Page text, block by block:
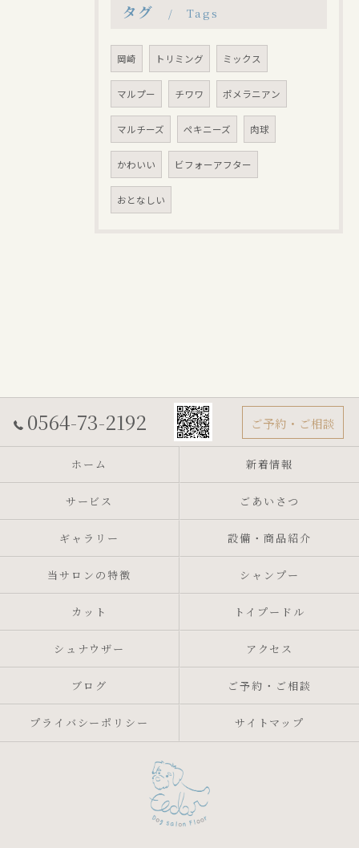
タグ Tags
岡崎 トリミング ミックス
マルプー チワワ ポメラニアン
マルチーズ ペキニーズ 肉球
かわいい ビフォーアフター
おとなしい
0564-73-2192 ご予約・ご相談
ホーム 新着情報
サービス ごあいさつ
ギャラリー 設備・商品紹介
当サロンの特徴 シャンプー
カット トイプードル
シュナウザー アクセス
ブログ ご予約・ご相談
プライバシーポリシー サイトマップ